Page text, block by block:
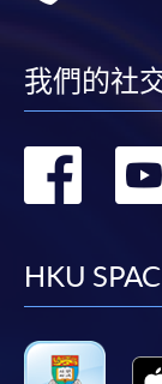
我們的社
轉
HKU